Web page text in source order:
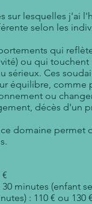
lesquelles j'ai
selon les
qui
ou qui
sérieux. Ces
équilibre,
ou
décès d'un
domaine
minutes (enfant
: 110 € ou